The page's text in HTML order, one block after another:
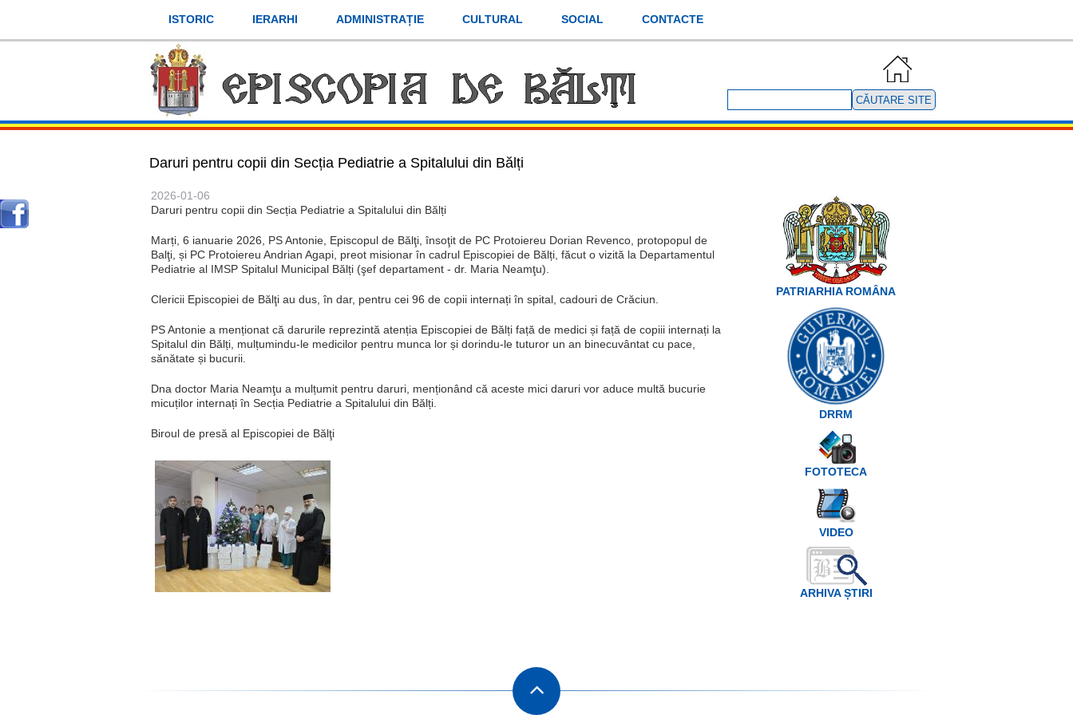
ISTORIC IERARHI ADMINISTRAȚIE CULTURAL SOCIAL CONTACTE
site
Daruri pentru copii din Secția Pediatrie a Spitalului din Bălți
2026-01-06
Daruri pentru copii din Secția Pediatrie a Spitalului din Bălți
Marți, 6 ianuarie 2026, PS Antonie, Episcopul de Bălţi, însoţit de PC Protoiereu Dorian Revenco, protopopul de
Balţi, și PC Protoiereu Andrian Agapi, preot misionar în cadrul Episcopiei de Bălți, făcut o vizită la Departamentul
Pediatrie al IMSP Spitalul Municipal Bălți (şef departament - dr. Maria Neamţu).
Clericii Episcopiei de Bălţi au dus, în dar, pentru cei 96 de copii internați în spital, cadouri de Crăciun.
PS Antonie a menționat că darurile reprezintă atenția Episcopiei de Bălți față de medici și față de copiii internați la
Spitalul din Bălți, mulțumindu-le medicilor pentru munca lor și dorindu-le tuturor un an binecuvântat cu pace,
sănătate și bucurii.
Dna doctor Maria Neamţu a mulțumit pentru daruri, menționând că aceste mici daruri vor aduce multă bucurie
micuților internați în Secția Pediatrie a Spitalului din Bălți.
Biroul de presă al Episcopiei de Bălţi
PATRIARHIA ROMÂNA
DRRM
FOTOTECA
VIDEO
ARHIVA ȘTIRI